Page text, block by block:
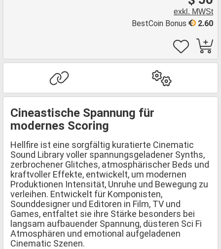
exkl. MWSt
2.60
BestCoin Bonus
Cineastische Spannung für
modernes Scoring
Hellfire ist eine sorgfältig kuratierte Cinematic
Sound Library voller spannungsgeladener Synths,
zerbrochener Glitches, atmosphärischer Beds und
kraftvoller Effekte, entwickelt, um modernen
Produktionen Intensität, Unruhe und Bewegung zu
verleihen. Entwickelt für Komponisten,
Sounddesigner und Editoren in Film, TV und
Games, entfaltet sie ihre Stärke besonders bei
langsam aufbauender Spannung, düsteren Sci Fi
Atmosphären und emotional aufgeladenen
Cinematic Szenen.